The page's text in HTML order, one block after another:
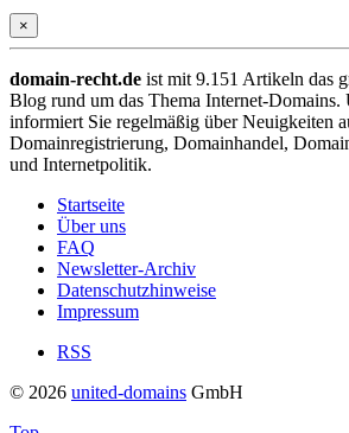
×
domain-recht.de ist mit 9.151 Artikeln das
Blog rund um das Thema Internet-Domains.
informiert Sie regelmäßig über Neuigkeiten
Domainregistrierung, Domainhandel,
und Internetpolitik.
Startseite
Über uns
FAQ
Newsletter-Archiv
Datenschutzhinweise
Impressum
RSS
© 2026 united-domains GmbH